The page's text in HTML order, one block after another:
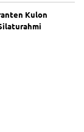
Kulon